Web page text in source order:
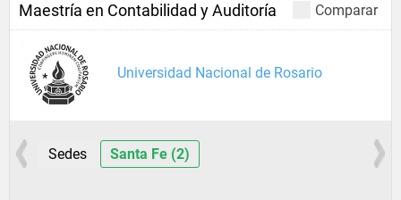
Comparar
Maestría en Contabilidad y Auditoría
Universidad Nacional de Rosario
Sedes Santa Fe (2)